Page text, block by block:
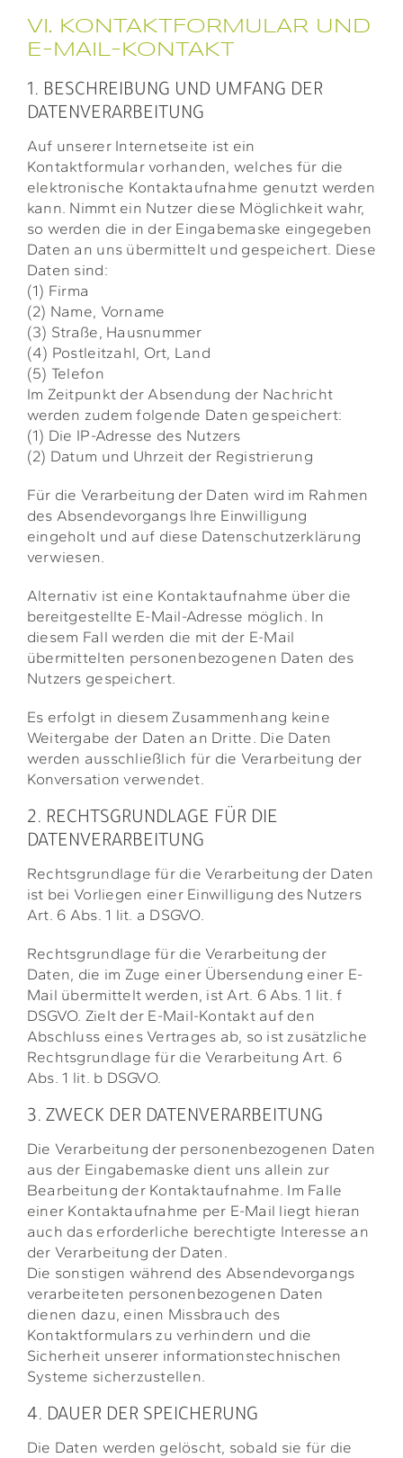
VI. KONTAKTFORMULAR UND
E-MAIL-KONTAKT
1. BESCHREIBUNG UND UMFANG DER
DATENVERARBEITUNG
Auf unserer Internetseite ist ein
Kontaktformular vorhanden, welches für die
elektronische Kontaktaufnahme genutzt werden
kann. Nimmt ein Nutzer diese Möglichkeit wahr,
so werden die in der Eingabemaske eingegeben
Daten an uns übermittelt und gespeichert. Diese
Daten sind:
(1) Firma
(2) Name, Vorname
(3) Straße, Hausnummer
(4) Postleitzahl, Ort, Land
(5) Telefon
Im Zeitpunkt der Absendung der Nachricht
werden zudem folgende Daten gespeichert:
(1) Die IP-Adresse des Nutzers
(2) Datum und Uhrzeit der Registrierung
Für die Verarbeitung der Daten wird im Rahmen
des Absendevorgangs Ihre Einwilligung
eingeholt und auf diese Datenschutzerklärung
verwiesen.
Alternativ ist eine Kontaktaufnahme über die
bereitgestellte E-Mail-Adresse möglich. In
diesem Fall werden die mit der E-Mail
übermittelten personenbezogenen Daten des
Nutzers gespeichert.
Es erfolgt in diesem Zusammenhang keine
Weitergabe der Daten an Dritte. Die Daten
werden ausschließlich für die Verarbeitung der
Konversation verwendet.
2. RECHTSGRUNDLAGE FÜR DIE
DATENVERARBEITUNG
Rechtsgrundlage für die Verarbeitung der Daten
ist bei Vorliegen einer Einwilligung des Nutzers
Art. 6 Abs. 1 lit. a DSGVO.
Rechtsgrundlage für die Verarbeitung der
Daten, die im Zuge einer Übersendung einer E-
Mail übermittelt werden, ist Art. 6 Abs. 1 lit. f
DSGVO. Zielt der E-Mail-Kontakt auf den
Abschluss eines Vertrages ab, so ist zusätzliche
Rechtsgrundlage für die Verarbeitung Art. 6
Abs. 1 lit. b DSGVO.
3. ZWECK DER DATENVERARBEITUNG
Die Verarbeitung der personenbezogenen Daten
aus der Eingabemaske dient uns allein zur
Bearbeitung der Kontaktaufnahme. Im Falle
einer Kontaktaufnahme per E-Mail liegt hieran
auch das erforderliche berechtigte Interesse an
der Verarbeitung der Daten.
Die sonstigen während des Absendevorgangs
verarbeiteten personenbezogenen Daten
dienen dazu, einen Missbrauch des
Kontaktformulars zu verhindern und die
Sicherheit unserer informationstechnischen
Systeme sicherzustellen.
4. DAUER DER SPEICHERUNG
Die Daten werden gelöscht, sobald sie für die